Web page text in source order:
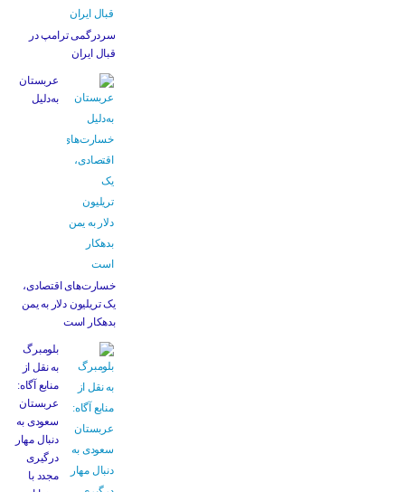
سردرگمی ترامپ در
قبال ایران
عربستان
به‌دلیل
خسارت‌های اقتصادی،
یک تریلیون دلار به یمن
بدهکار است
بلومبرگ
به نقل از
منابع آگاه:
عربستان
سعودی به
دنبال مهار
درگیری
مجدد با